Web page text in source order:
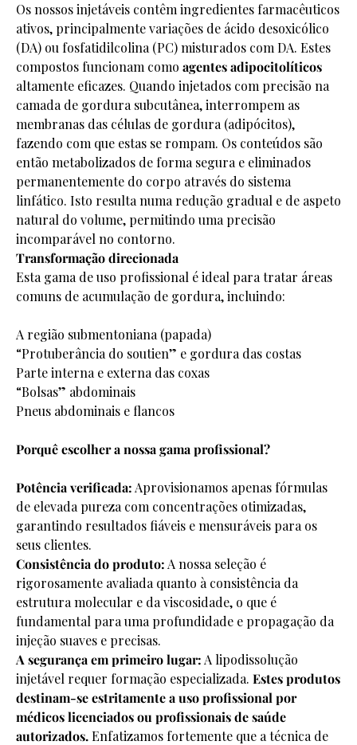
Os nossos injetáveis contêm ingredientes farmacêuticos
ativos, principalmente variações de ácido desoxicólico
(DA) ou fosfatidilcolina (PC) misturados com DA. Estes
compostos funcionam como agentes adipocitolíticos
altamente eficazes. Quando injetados com precisão na
camada de gordura subcutânea, interrompem as
membranas das células de gordura (adipócitos),
fazendo com que estas se rompam. Os conteúdos são
então metabolizados de forma segura e eliminados
permanentemente do corpo através do sistema
linfático. Isto resulta numa redução gradual e de aspeto
natural do volume, permitindo uma precisão
incomparável no contorno.
Transformação direcionada
Esta gama de uso profissional é ideal para tratar áreas
comuns de acumulação de gordura, incluindo:
A região submentoniana (papada)
“Protuberância do soutien” e gordura das costas
Parte interna e externa das coxas
“Bolsas” abdominais
Pneus abdominais e flancos
Porquê escolher a nossa gama profissional?
Potência verificada: Aprovisionamos apenas fórmulas
de elevada pureza com concentrações otimizadas,
garantindo resultados fiáveis e mensuráveis para os
seus clientes.
Consistência do produto: A nossa seleção é
rigorosamente avaliada quanto à consistência da
estrutura molecular e da viscosidade, o que é
fundamental para uma profundidade e propagação da
injeção suaves e precisas.
A segurança em primeiro lugar: A lipodissolução
injetável requer formação especializada. Estes produtos
destinam-se estritamente a uso profissional por
médicos licenciados ou profissionais de saúde
autorizados.Enfatizamos fortemente que a técnica de